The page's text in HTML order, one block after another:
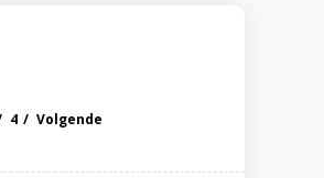
4 Volgende